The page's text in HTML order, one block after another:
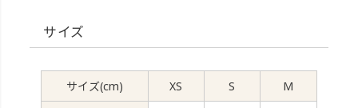
サイズ
サイズ(cm) XS S
M